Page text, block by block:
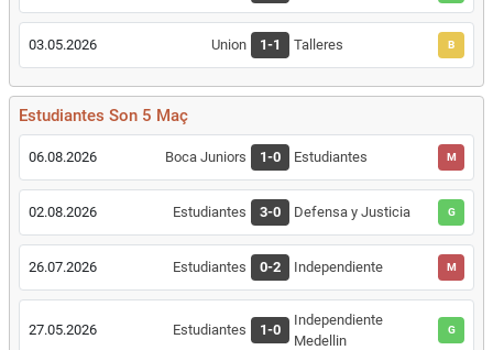
03.05.2026 Union 1-1 Talleres B
Estudiantes Son 5 Maç
06.08.2026 Boca Juniors 1-0 Estudiantes M
02.08.2026 Estudiantes 3-0 Defensa y Justicia G
26.07.2026 Estudiantes 0-2 Independiente M
27.05.2026 Estudiantes 1-0
Independiente
Medellin
G